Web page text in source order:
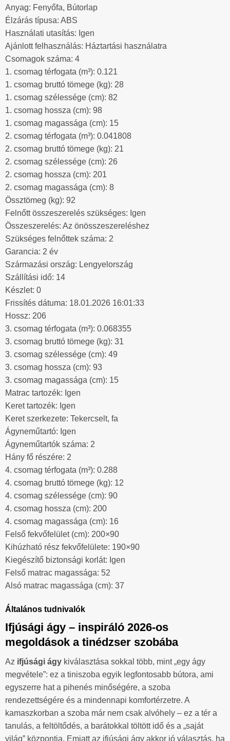
Anyag: Fenyőfa, Bútorlap
Élzárás típusa: ABS
Használati utasítás: Igen
Ajánlott felhasználás: Háztartási használatra
Csomagok száma: 4
1. csomag térfogata (m³): 0.121
1. csomag bruttó tömege (kg): 28
1. csomag szélessége (cm): 82
1. csomag hossza (cm): 98
1. csomag magassága (cm): 15
2. csomag térfogata (m³): 0.041808
2. csomag bruttó tömege (kg): 21
2. csomag szélessége (cm): 26
2. csomag hossza (cm): 201
2. csomag magassága (cm): 8
Össztömeg (kg): 92
Felnőtt összeszerelés szükséges: Igen
Összeszerelés: Az önösszeszereléshez
Szükséges felnőttek száma: 2
Garancia: 2 év
Származási ország: Lengyelország
Szállítási idő: 14
Készlet: 0
Frissítés dátuma: 18.01.2026 16:01:33
Hossz: 206
3. csomag térfogata (m³): 0.068355
3. csomag bruttó tömege (kg): 31
3. csomag szélessége (cm): 49
3. csomag hossza (cm): 93
3. csomag magassága (cm): 15
Matrac tartozék: Igen
Keret tartozék: Igen
Keret szerkezete: Tekercselt, fa
Ágyneműtartó: Igen
Ágyneműtartók száma: 2
Hány fő részére: 2
4. csomag térfogata (m³): 0.288
4. csomag bruttó tömege (kg): 12
4. csomag szélessége (cm): 90
4. csomag hossza (cm): 200
4. csomag magassága (cm): 16
Felső fekvőfelület (cm): 200×90
Kihúzható rész fekvőfelülete: 190×90
Kiegészítő biztonsági korlát: Igen
Felső matrac magassága: 52
Alsó matrac magassága (cm): 37
Általános tudnivalók
Ifjúsági ágy – inspiráló 2026-os
megoldások a tinédzser szobába
Az ifjúsági ágy kiválasztása sokkal több, mint „egy ágy
megvétele”: ez a tiniszoba egyik legfontosabb bútora, ami
egyszerre hat a pihenés minőségére, a szoba
rendezettségére és a mindennapi komfortérzetre. A
kamaszkorban a szoba már nem csak alvóhely – ez a tér a
tanulás, a feltöltődés, a barátokkal töltött idő és a „saját
világ” központja. Emiatt az ifjúsági ágy akkor jó választás, ha